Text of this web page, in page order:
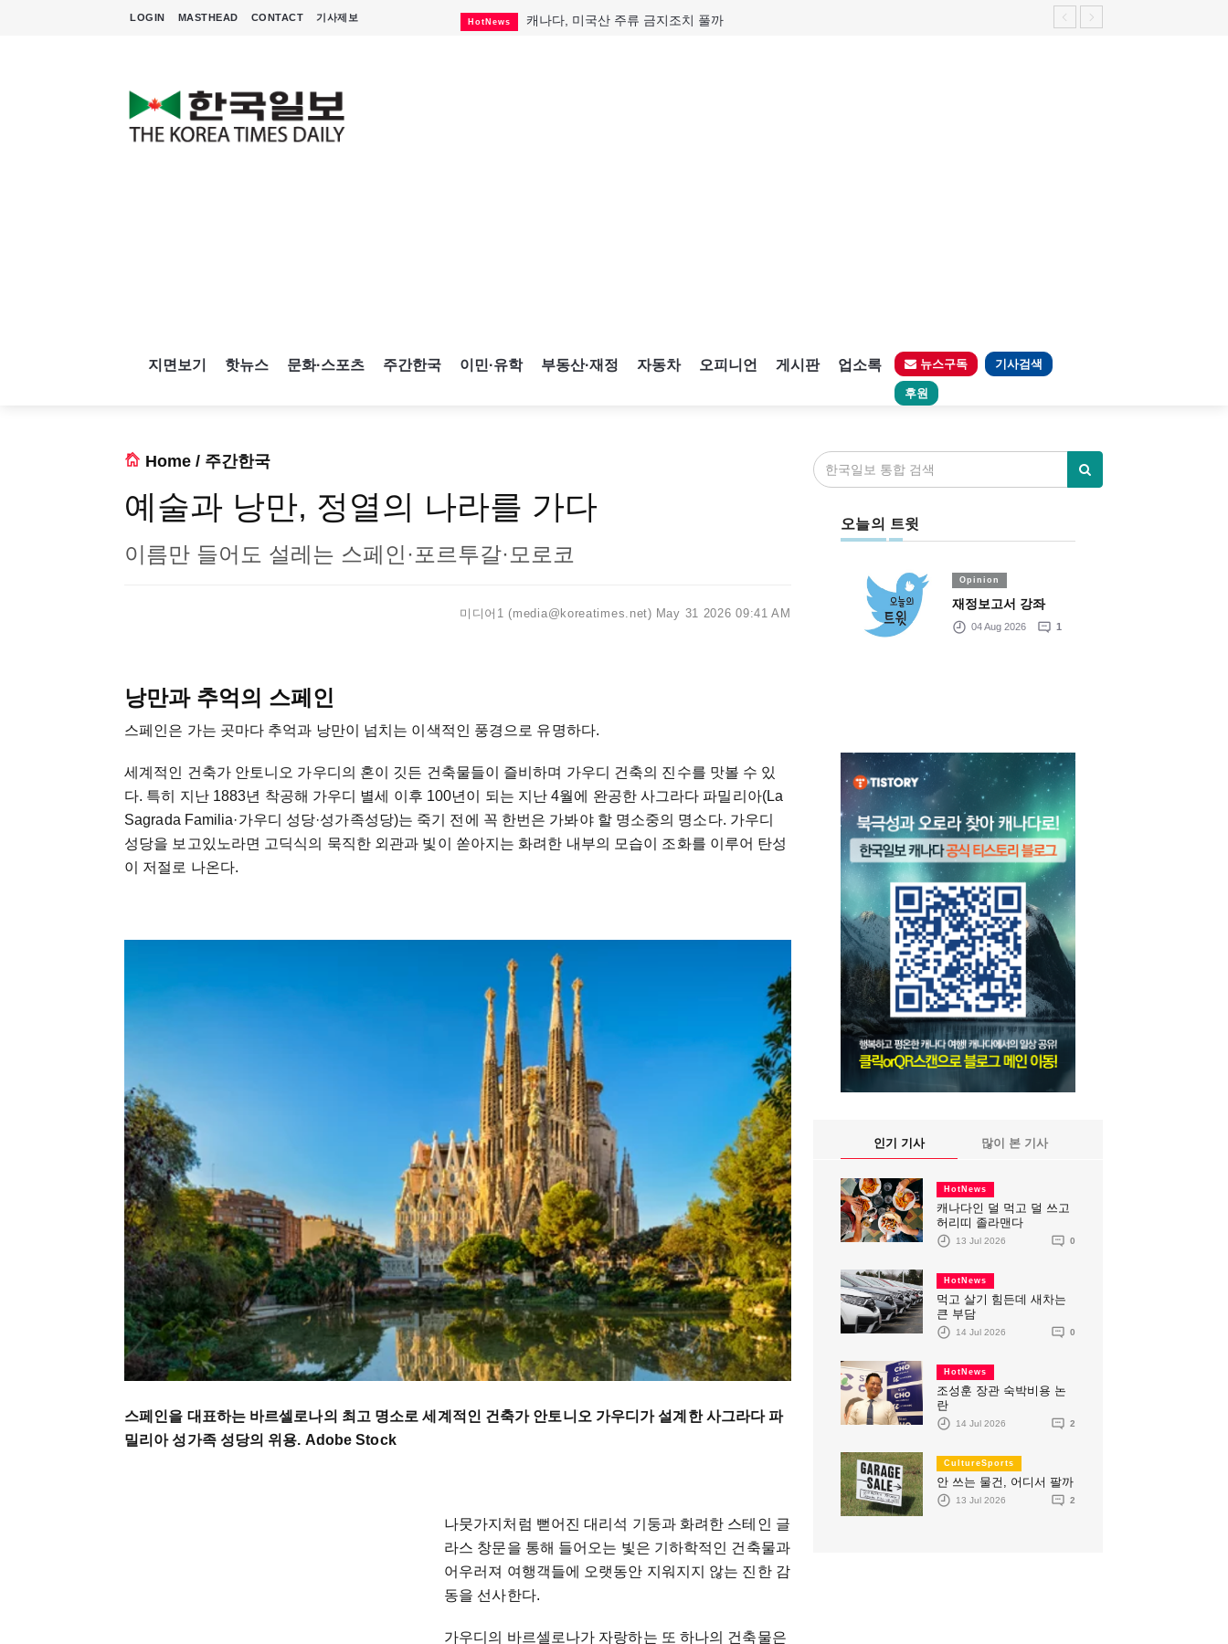
LOGIN MASTHEAD CONTACT 기사제보 HotNews 캐나다, 미국산 주류 금지조치 풀까
지면보기 핫뉴스 문화·스포츠 주간한국 이민·유학 부동산·재정 자동차 오피니언 게시판 업소록 뉴스구독 기사검색
후원
Home / 주간한국
예술과 낭만, 정열의 나라를 가다
이름만 들어도 설레는 스페인·포르투갈·모로코
미디어1 (media@koreatimes.net) May 31 2026 09:41 AM
낭만과 추억의 스페인
스페인은 가는 곳마다 추억과 낭만이 넘치는 이색적인 풍경으로 유명하다.
세계적인 건축가 안토니오 가우디의 혼이 깃든 건축물들이 즐비하며 가우디 건축의 진수를 맛볼 수 있
다. 특히 지난 1883년 착공해 가우디 별세 이후 100년이 되는 지난 4월에 완공한 사그라다 파밀리아(La
Sagrada Familia·가우디 성당·성가족성당)는 죽기 전에 꼭 한번은 가봐야 할 명소중의 명소다. 가우디
성당을 보고있노라면 고딕식의 묵직한 외관과 빛이 쏟아지는 화려한 내부의 모습이 조화를 이루어 탄성
이 저절로 나온다.
스페인을 대표하는 바르셀로나의 최고 명소로 세계적인 건축가 안토니오 가우디가 설계한 사그라다 파
밀리아 성가족 성당의 위용. Adobe Stock
나뭇가지처럼 뻗어진 대리석 기둥과 화려한 스테인 글
라스 창문을 통해 들어오는 빛은 기하학적인 건축물과
어우러져 여행객들에 오랫동안 지워지지 않는 진한 감
동을 선사한다.
가우디의 바르셀로나가 자랑하는 또 하나의 건축물은
오늘의 트윗
Opinion
재정보고서 강좌
04 Aug 2026 1
인기 기사 많이 본 기사
HotNews
캐나다인 덜 먹고 덜 쓰고
허리띠 졸라맨다
13 Jul 2026 0
HotNews
먹고 살기 힘든데 새차는
큰 부담
14 Jul 2026 0
HotNews
조성훈 장관 숙박비용 논
란
14 Jul 2026 2
CultureSports
안 쓰는 물건, 어디서 팔까
13 Jul 2026 2